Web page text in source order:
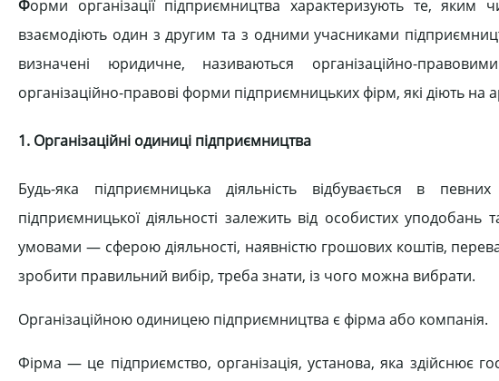
Форми організації підприємництва характеризують те,
взаємодіють один з другим та з одними учасниками
визначені юридичне, називаються організаційно-
організаційно-правові форми підприємницьких фірм, які діють на
1. Організаційні одиниці підприємництва
Будь-яка підприємницька діяльність відбувається в
підприємницької діяльності залежить від особистих
умовами — сферою діяльності, наявністю грошових коштів,
зробити правильний вибір, треба знати, із чого можна вибрати.
Організаційною одиницею підприємництва є фірма або компанія.
Фірма — це підприємство, організація, установа, яка здійснює